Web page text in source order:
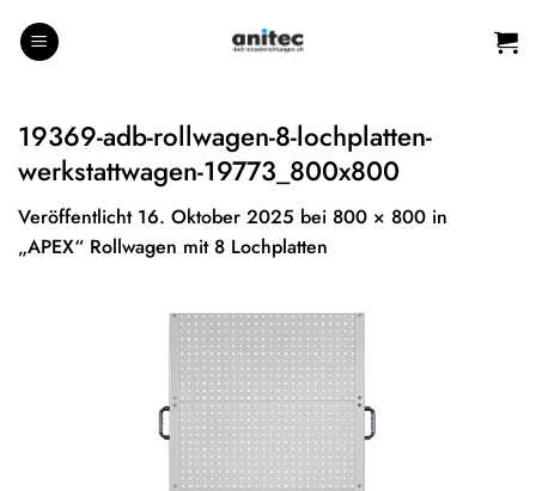
Inhalt
19369-adb-rollwagen-8-lochplatten-
werkstattwagen-19773_800x800
Veröffentlicht 16. Oktober 2025 bei 800 × 800 in
„APEX“ Rollwagen mit 8 Lochplatten